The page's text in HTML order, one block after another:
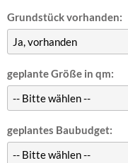
Grundstück vorhanden:
geplante Größe in qm:
geplantes Baubudget: